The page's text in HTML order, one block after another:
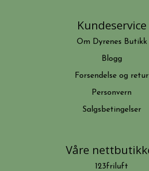
Kundeservice
Om Dyrenes Butikk
Blogg
Forsendelse og retur
Personvern
Salgsbetingelser
Våre
123friluft